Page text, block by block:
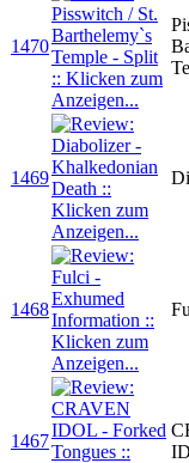
1470
1469
1468
1467